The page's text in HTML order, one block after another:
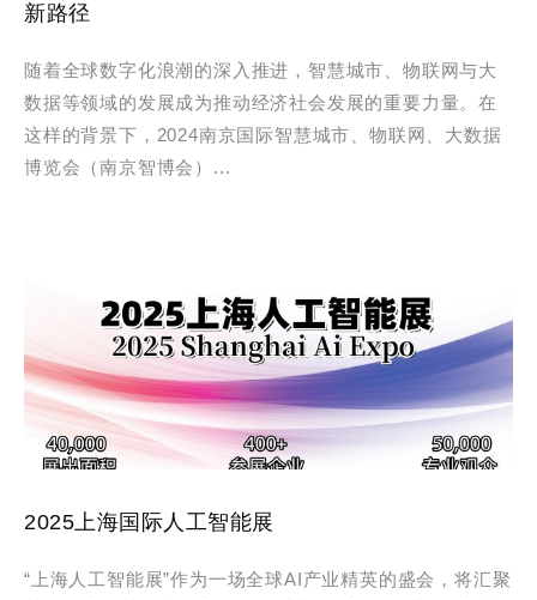
新路径
随着全球数字化浪潮的深入推进，智慧城市、物联网与大
数据等领域的发展成为推动经济社会发展的重要力量。在
这样的背景下，2024南京国际智慧城市、物联网、大数据
博览会（南京智博会）...
2025上海国际人工智能展
“上海人工智能展”作为一场全球AI产业精英的盛会，将汇聚